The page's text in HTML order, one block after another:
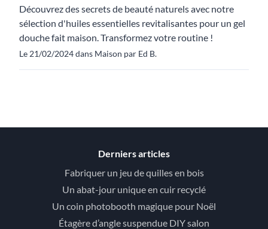
Découvrez des secrets de beauté naturels avec notre
sélection d'huiles essentielles revitalisantes pour un gel
douche fait maison. Transformez votre routine !
Le 21/02/2024 dans Maison par Ed B.
Derniers articles
Fabriquer un jeu de quilles en bois
Un abat-jour unique en cuir recyclé
Un coin photobooth magique pour Noël
Étagère d’angle suspendue DIY salon